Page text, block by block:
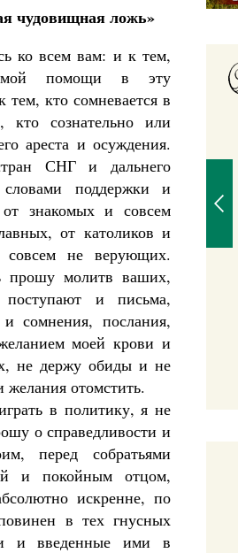
чудовищная ложь»
ко всем вам: и к тем,
помощи в эту
кто сомневается в
сознательно или
ареста и осуждения.
СНГ и дальнего
поддержки и
от знакомых и совсем
от католиков и
совсем не верующих.
прошу молитв ваших,
и письма,
сомнения, послания,
моей крови и
не держу обиды и не
отомстить.
в политику, я не
о справедливости и
перед собратьями
и покойным отцом,
искренне, по
в тех гнусных
и введенные ими в
Георгий Победоносец. Научись у
святого
Роман Котов